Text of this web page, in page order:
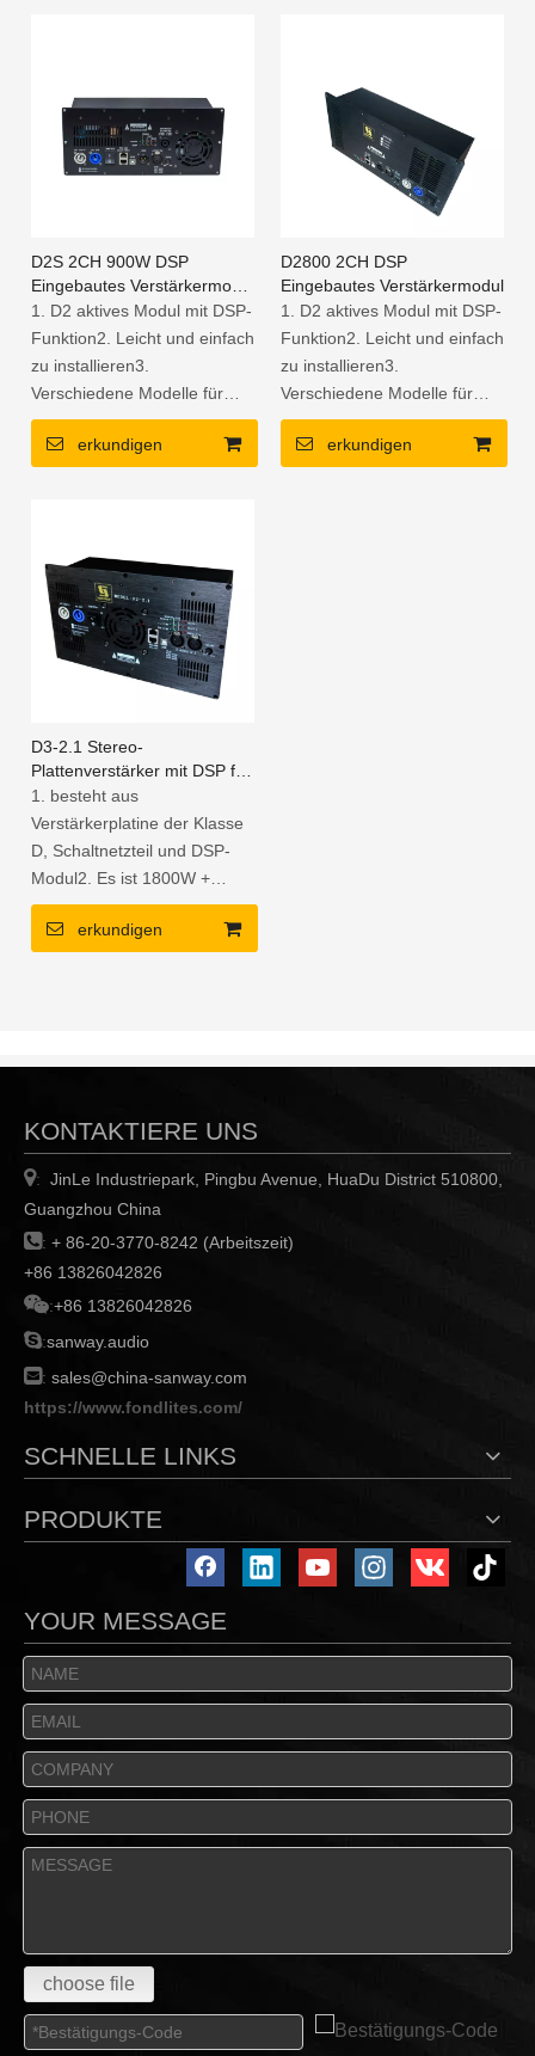
D2S 2CH 900W DSP
Eingebautes Verstärkermodul
Klasse D.
1. D2 aktives Modul mit DSP-
Funktion2. Leicht und einfach
zu installieren3.
Verschiedene Modelle für
verschiedene Lautsprecher4.
Hocheffizientes Kühlsystem
erkundigen
D2800 2CH DSP
Eingebautes Verstärkermodul
1. D2 aktives Modul mit DSP-
Funktion2. Leicht und einfach
zu installieren3.
Verschiedene Modelle für
verschiedene Lautsprecher4.
Hocheffizientes Kühlsystem
erkundigen
D3-2.1 Stereo-
Plattenverstärker mit DSP für
2.1-Kanal-Heimkinosystem
1. besteht aus
Verstärkerplatine der Klasse
D, Schaltnetzteil und DSP-
Modul2. Es ist 1800W +
900W + 900W bei 4 Ohm 3-
Kanal-Modul3. Kompaktes
erkundigen
KONTAKTIERE UNS
:
JinLe Industriepark, Pingbu Avenue, HuaDu District 510800,
Guangzhou China
: + 86-20-3770-8242 (Arbeitszeit)
+86 13826042826
:+86 13826042826
:sanway.audio
: sales@china-sanway.com
https://www.fondlites.com/
SCHNELLE LINKS
PRODUKTE
YOUR MESSAGE
choose file